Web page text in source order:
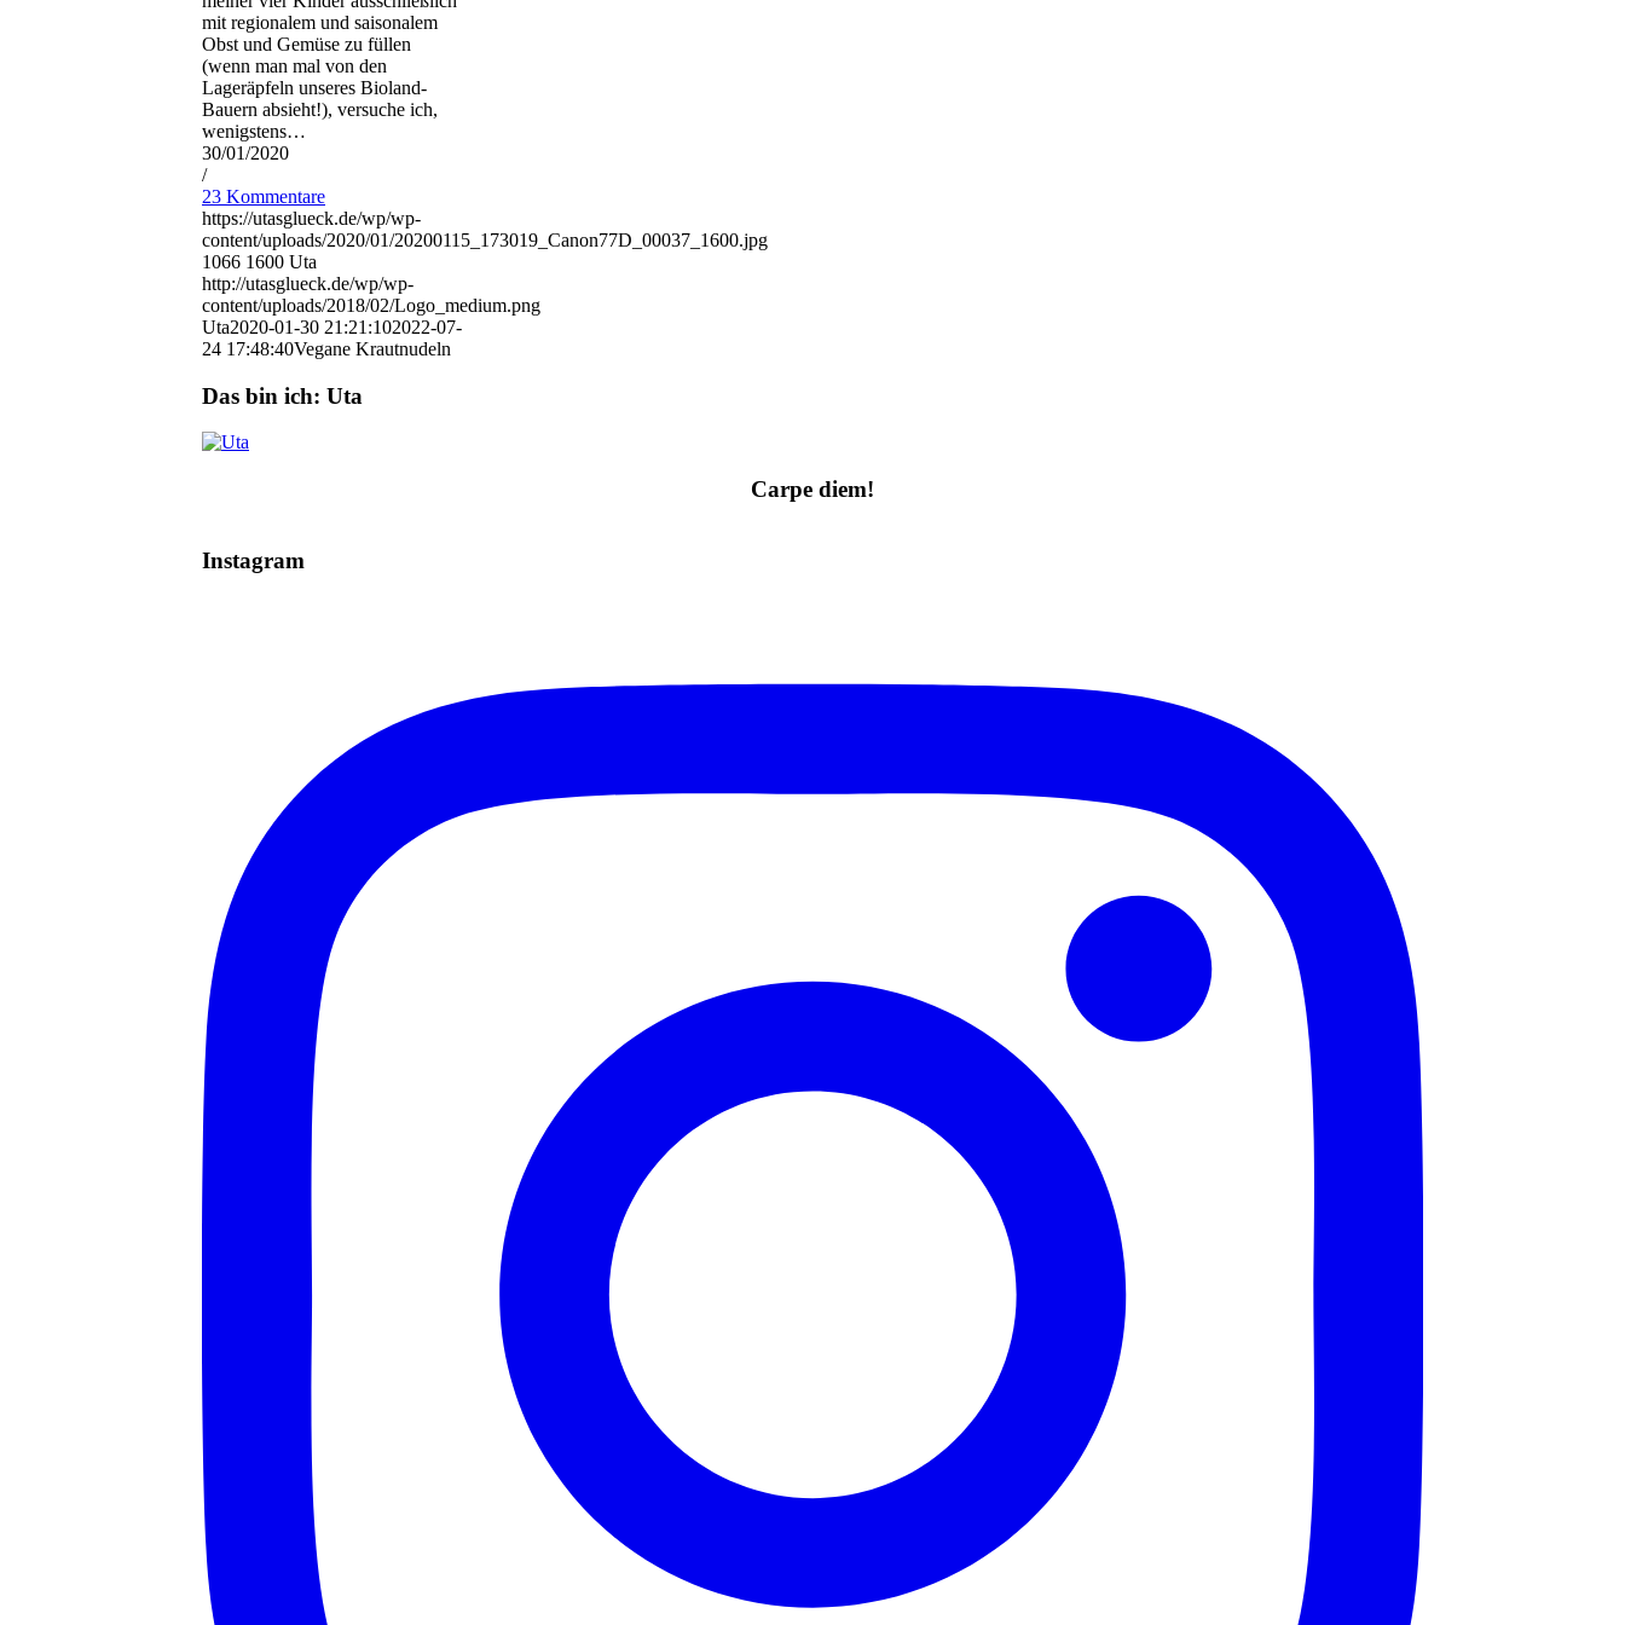
mit regionalem und saisonalem
Obst und Gemüse zu füllen
(wenn man mal von den
Lageräpfeln unseres Bioland-
Bauern absieht!), versuche ich,
wenigstens…
30/01/2020
/
23 Kommentare
https://utasglueck.de/wp/wp-
content/uploads/2020/01/20200115_173019_Canon77D_00037_1600.jpg
1066 1600 Uta
http://utasglueck.de/wp/wp-
content/uploads/2018/02/Logo_medium.png
Uta2020-01-30 21:21:102022-07-
24 17:48:40Vegane Krautnudeln
Das bin ich: Uta
Carpe diem!
Instagram